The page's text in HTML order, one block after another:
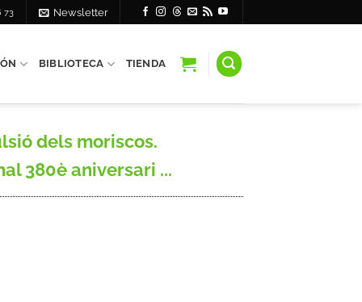
73 Newsletter
BIBLIOTECA TIENDA
dels moriscos.
380è aniversari ...